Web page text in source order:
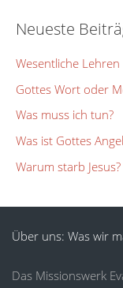
Neueste
Wesentliche
Gottes Wort oder
Was muss ich tun?
Was ist Gottes
Warum starb Jesus?
Über uns: Was wir
Das Missionswerk